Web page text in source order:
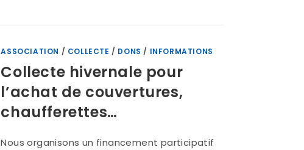
ASSOCIATION / COLLECTE / DONS / INFORMATIONS
Collecte hivernale pour
l’achat de couvertures,
chaufferettes…
Nous organisons un financement participatif